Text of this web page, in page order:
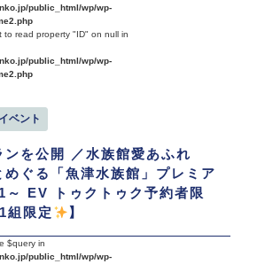
public_html/wp/wp-
to read property "ID" on null in
public_html/wp/wp-
イベント
ンを公開 ／水族館愛あふれ
めぐる「魚津水族館」プレミア
～ EV トゥクトゥク予約者限
組限定
】
$query in
public_html/wp/wp-